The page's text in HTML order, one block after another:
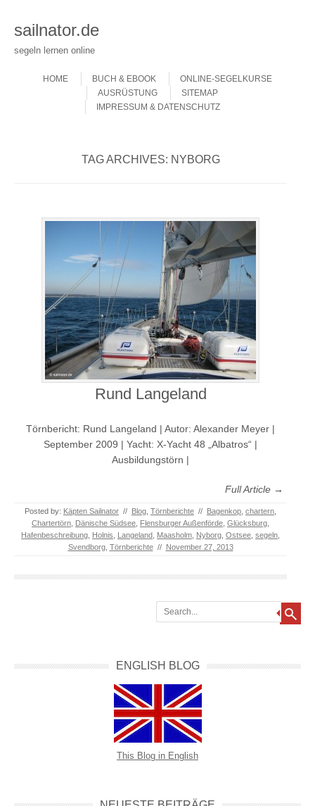
sailnator.de
segeln lernen online
MenuHOME
BUCH & EBOOK
ONLINE-SEGELKURSE
AUSRÜSTUNG
SITEMAP
IMPRESSUM & DATENSCHUTZ
TAG ARCHIVES: NYBORG
Rund Langeland
Törnbericht: Rund Langeland | Autor: Alexander Meyer |
September 2009 | Yacht: X-Yacht 48 „Albatros“ |
Ausbildungstörn |
Full Article →
Posted by: Käpten Sailnator // Blog Törnberichte // Bagenkop chartern
Chartertörn Dänische Südsee Flensburger Außenförde Glücksburg
Hafenbeschreibung Holnis Langeland Maasholm Nyborg Ostsee segeln
Svendborg, Törnberichte // November 27, 2013
Search
ENGLISH BLOG
This Blog in English